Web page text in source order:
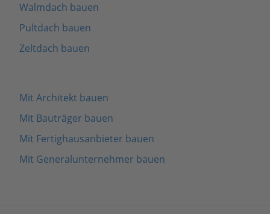
Walmdach bauen
Pultdach bauen
Zeltdach bauen
Mit Architekt bauen
Mit Bauträger bauen
Mit Fertighausanbieter bauen
Mit Generalunternehmer bauen